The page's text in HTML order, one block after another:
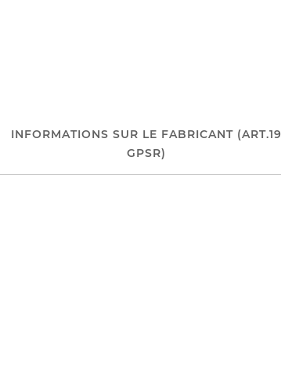
INFORMATIONS SUR LE FABRICANT (ART.19
GPSR)